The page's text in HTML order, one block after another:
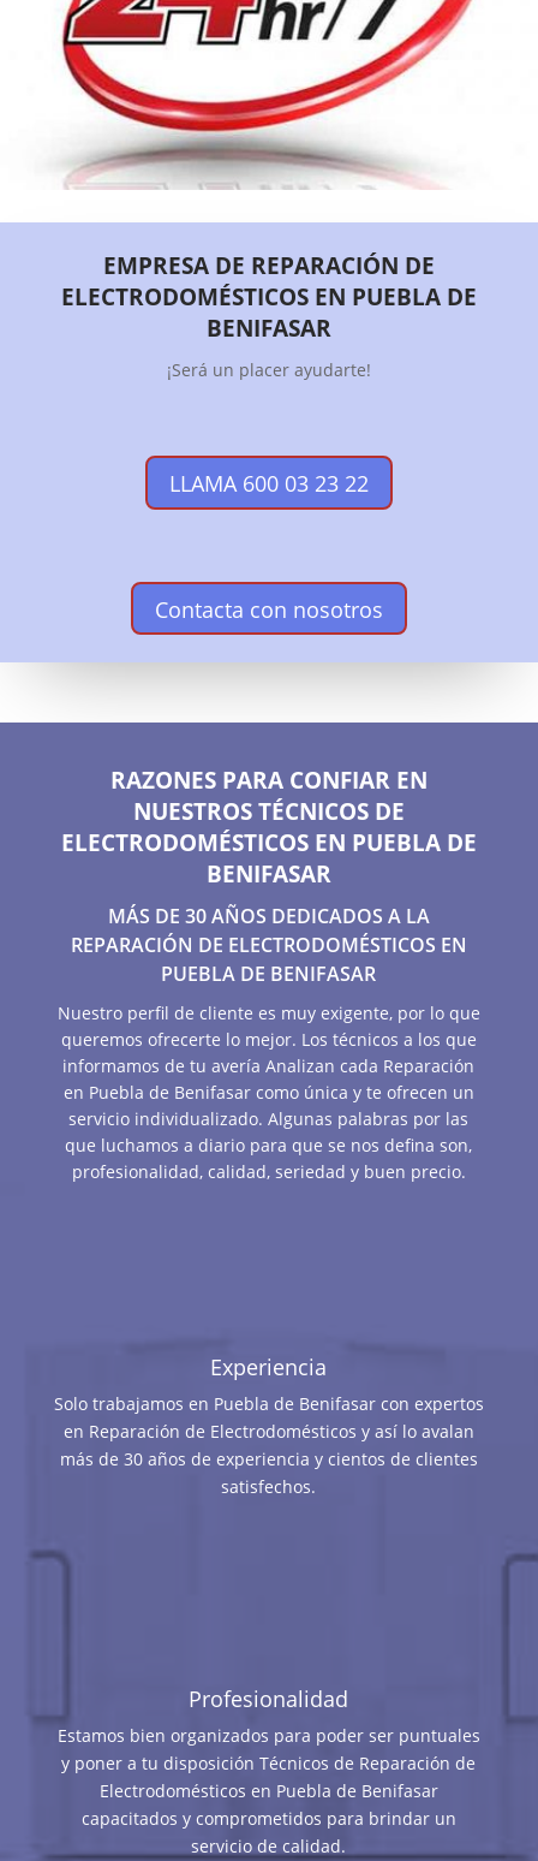
EMPRESA DE REPARACIÓN DE
ELECTRODOMÉSTICOS EN PUEBLA DE
BENIFASAR
¡Será un placer ayudarte!
LLAMA 600 03 23 22
Contacta con nosotros
RAZONES PARA CONFIAR EN
NUESTROS TÉCNICOS DE
ELECTRODOMÉSTICOS EN PUEBLA DE
BENIFASAR
MÁS DE 30 AÑOS DEDICADOS A LA
REPARACIÓN DE ELECTRODOMÉSTICOS EN
PUEBLA DE BENIFASAR
Nuestro perfil de cliente es muy exigente, por lo que
queremos ofrecerte lo mejor. Los técnicos a los que
informamos de tu avería Analizan cada Reparación
en Puebla de Benifasar como única y te ofrecen un
servicio individualizado. Algunas palabras por las
que luchamos a diario para que se nos defina son,
profesionalidad, calidad, seriedad y buen precio.
Experiencia
Solo trabajamos en Puebla de Benifasar con expertos
en Reparación de Electrodomésticos y así lo avalan
más de 30 años de experiencia y cientos de clientes
satisfechos.
Profesionalidad
Estamos bien organizados para poder ser puntuales
y poner a tu disposición Técnicos de Reparación de
Electrodomésticos en Puebla de Benifasar
capacitados y comprometidos para brindar un
servicio de calidad.